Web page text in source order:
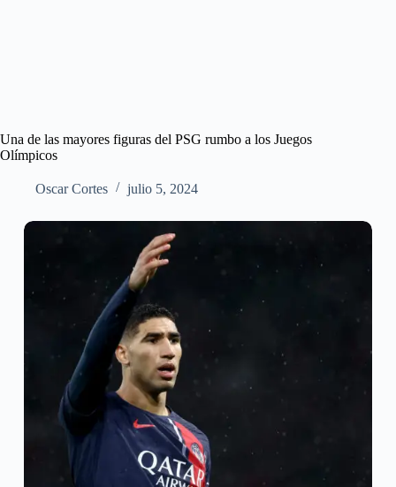
Una de las mayores figuras del PSG rumbo a los Juegos
Olímpicos
Oscar Cortes julio 5, 2024